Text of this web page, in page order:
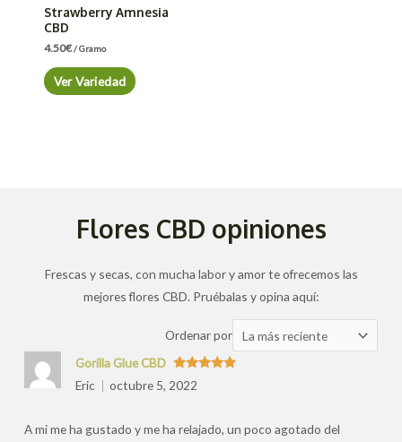
Strawberry Amnesia
CBD
4.50€/ Gramo
Ver Variedad
Flores CBD opiniones
Frescas y secas, con mucha labor y amor te ofrecemos las
mejores flores CBD. Pruébalas y opina aquí:
Ordenar por Ordenar
las
Valorado
con
Gorilla Glue CBD
Eric
octubre 5, 2022
A mi me ha gustado y me ha relajado, un poco agotado del